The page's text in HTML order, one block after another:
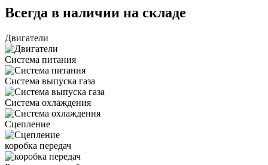
Всегда в наличии на складе
Двигатели
Система питания
Система выпуска газа
Система охлаждения
Сцепление
коробка передач